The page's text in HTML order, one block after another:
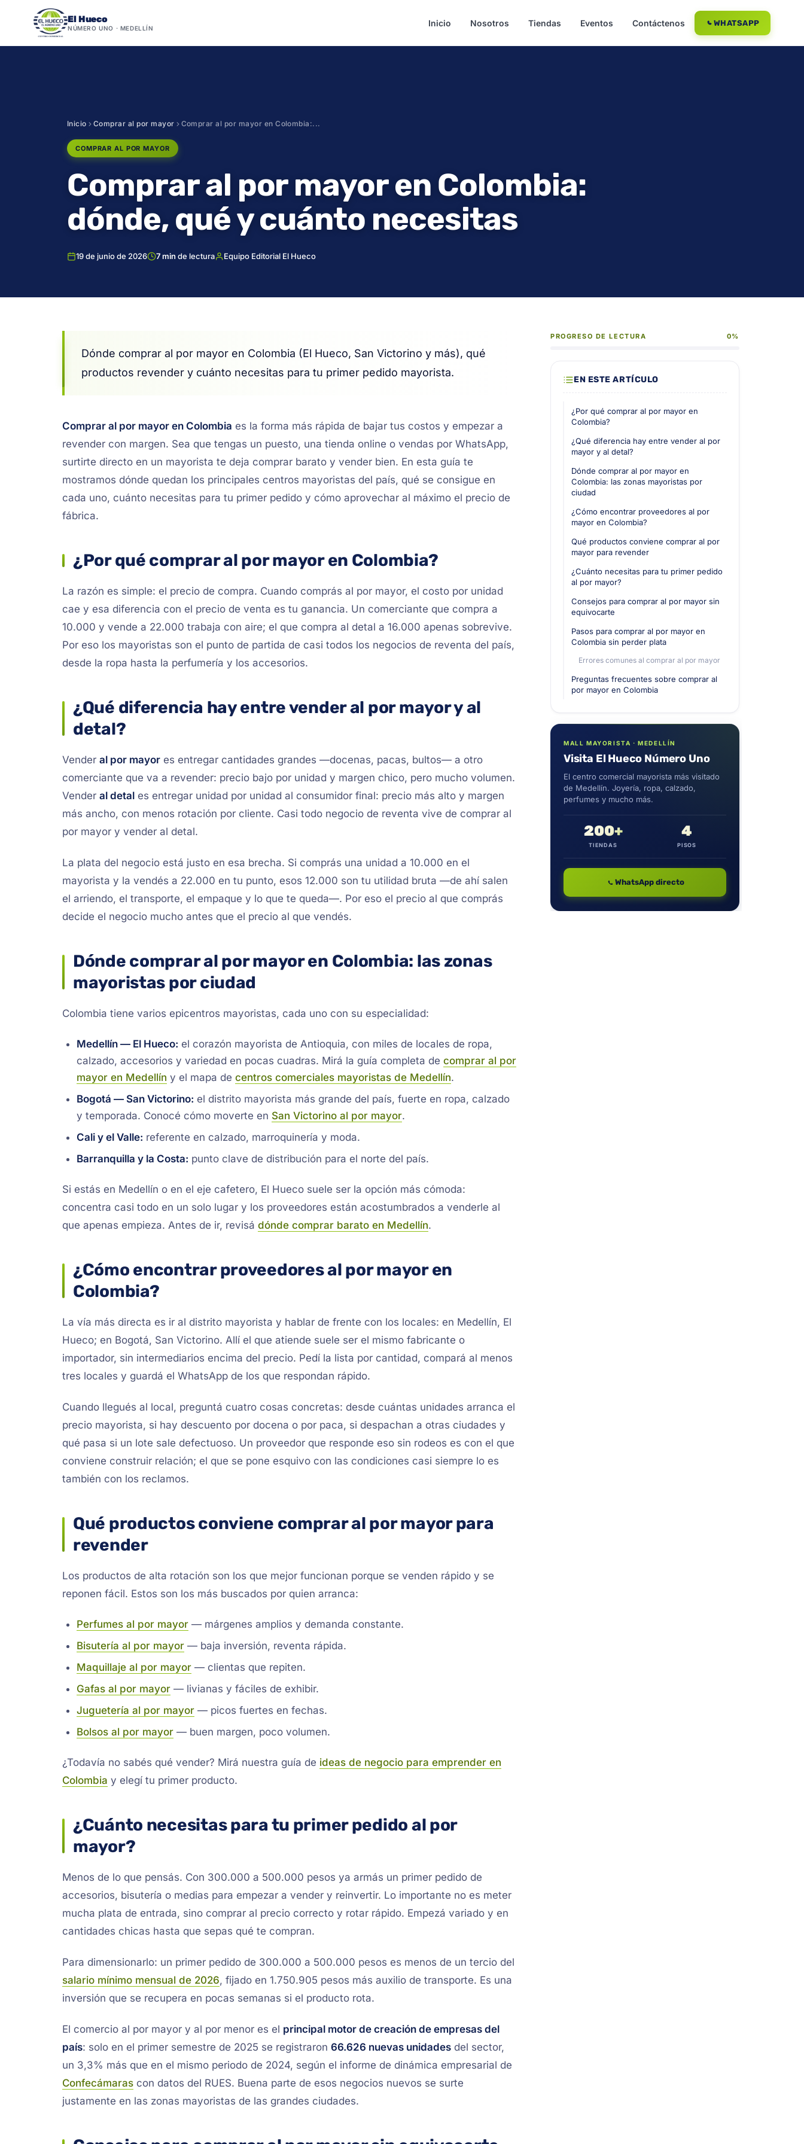
El Hueco
NÚMERO UNO · MEDELLÍN Inicio Nosotros Tiendas Eventos Contáctenos WHATSAPP
Inicio Comprar al por mayor Comprar al por mayor en Colombia:...
COMPRAR AL POR MAYOR
Comprar al por mayor en Colombia:
dónde, qué y cuánto necesitas
19 de junio de 2026 7 min de lectura Equipo Editorial El Hueco
Dónde comprar al por mayor en Colombia (El Hueco, San Victorino y más), qué
productos revender y cuánto necesitas para tu primer pedido mayorista.
Comprar al por mayor en Colombia es la forma más rápida de bajar tus costos y empezar a
revender con margen. Sea que tengas un puesto, una tienda online o vendas por WhatsApp,
surtirte directo en un mayorista te deja comprar barato y vender bien. En esta guía te
mostramos dónde quedan los principales centros mayoristas del país, qué se consigue en
cada uno, cuánto necesitas para tu primer pedido y cómo aprovechar al máximo el precio de
fábrica.
¿Por qué comprar al por mayor en Colombia?
La razón es simple: el precio de compra. Cuando comprás al por mayor, el costo por unidad
cae y esa diferencia con el precio de venta es tu ganancia. Un comerciante que compra a
10.000 y vende a 22.000 trabaja con aire; el que compra al detal a 16.000 apenas sobrevive.
Por eso los mayoristas son el punto de partida de casi todos los negocios de reventa del país,
desde la ropa hasta la perfumería y los accesorios.
¿Qué diferencia hay entre vender al por mayor y al
detal?
Vender al por mayor es entregar cantidades grandes —docenas, pacas, bultos— a otro
comerciante que va a revender: precio bajo por unidad y margen chico, pero mucho volumen.
Vender al detal es entregar unidad por unidad al consumidor final: precio más alto y margen
más ancho, con menos rotación por cliente. Casi todo negocio de reventa vive de comprar al
por mayor y vender al detal.
La plata del negocio está justo en esa brecha. Si comprás una unidad a 10.000 en el
mayorista y la vendés a 22.000 en tu punto, esos 12.000 son tu utilidad bruta —de ahí salen
el arriendo, el transporte, el empaque y lo que te queda—. Por eso el precio al que comprás
decide el negocio mucho antes que el precio al que vendés.
Dónde comprar al por mayor en Colombia: las zonas
mayoristas por ciudad
Colombia tiene varios epicentros mayoristas, cada uno con su especialidad:
Medellín — El Hueco: el corazón mayorista de Antioquia, con miles de locales de ropa,
calzado, accesorios y variedad en pocas cuadras. Mirá la guía completa de comprar al por
mayor en Medellín y el mapa de centros comerciales mayoristas de Medellín.
Bogotá — San Victorino: el distrito mayorista más grande del país, fuerte en ropa, calzado
y temporada. Conocé cómo moverte en San Victorino al por mayor.
Cali y el Valle: referente en calzado, marroquinería y moda.
Barranquilla y la Costa: punto clave de distribución para el norte del país.
Si estás en Medellín o en el eje cafetero, El Hueco suele ser la opción más cómoda:
concentra casi todo en un solo lugar y los proveedores están acostumbrados a venderle al
que apenas empieza. Antes de ir, revisá dónde comprar barato en Medellín.
¿Cómo encontrar proveedores al por mayor en
Colombia?
La vía más directa es ir al distrito mayorista y hablar de frente con los locales: en Medellín, El
Hueco; en Bogotá, San Victorino. Allí el que atiende suele ser el mismo fabricante o
importador, sin intermediarios encima del precio. Pedí la lista por cantidad, compará al menos
tres locales y guardá el WhatsApp de los que respondan rápido.
Cuando llegués al local, preguntá cuatro cosas concretas: desde cuántas unidades arranca el
precio mayorista, si hay descuento por docena o por paca, si despachan a otras ciudades y
qué pasa si un lote sale defectuoso. Un proveedor que responde eso sin rodeos es con el que
conviene construir relación; el que se pone esquivo con las condiciones casi siempre lo es
también con los reclamos.
Qué productos conviene comprar al por mayor para
revender
Los productos de alta rotación son los que mejor funcionan porque se venden rápido y se
reponen fácil. Estos son los más buscados por quien arranca:
Perfumes al por mayor — márgenes amplios y demanda constante.
Bisutería al por mayor — baja inversión, reventa rápida.
Maquillaje al por mayor — clientas que repiten.
Gafas al por mayor — livianas y fáciles de exhibir.
Juguetería al por mayor — picos fuertes en fechas.
Bolsos al por mayor — buen margen, poco volumen.
¿Todavía no sabés qué vender? Mirá nuestra guía de ideas de negocio para emprender en
Colombia y elegí tu primer producto.
¿Cuánto necesitas para tu primer pedido al por
mayor?
Menos de lo que pensás. Con 300.000 a 500.000 pesos ya armás un primer pedido de
accesorios, bisutería o medias para empezar a vender y reinvertir. Lo importante no es meter
mucha plata de entrada, sino comprar al precio correcto y rotar rápido. Empezá variado y en
cantidades chicas hasta que sepas qué te compran.
Para dimensionarlo: un primer pedido de 300.000 a 500.000 pesos es menos de un tercio del
salario mínimo mensual de 2026, fijado en 1.750.905 pesos más auxilio de transporte. Es una
inversión que se recupera en pocas semanas si el producto rota.
El comercio al por mayor y al por menor es el principal motor de creación de empresas del
país: solo en el primer semestre de 2025 se registraron 66.626 nuevas unidades del sector,
un 3,3% más que en el mismo periodo de 2024, según el informe de dinámica empresarial de
Confecámaras con datos del RUES. Buena parte de esos negocios nuevos se surte
justamente en las zonas mayoristas de las grandes ciudades.
PROGRESO DE LECTURA 0%
EN ESTE ARTÍCULO
¿Por qué comprar al por mayor en
Colombia?
¿Qué diferencia hay entre vender al por
mayor y al detal?
Dónde comprar al por mayor en
Colombia: las zonas mayoristas por
ciudad
¿Cómo encontrar proveedores al por
mayor en Colombia?
Qué productos conviene comprar al por
mayor para revender
¿Cuánto necesitas para tu primer pedido
al por mayor?
Consejos para comprar al por mayor sin
equivocarte
Pasos para comprar al por mayor en
Colombia sin perder plata
Errores comunes al comprar al por mayor
Preguntas frecuentes sobre comprar al
por mayor en Colombia
MALL MAYORISTA · MEDELLÍN
Visita El Hueco Número Uno
El centro comercial mayorista más visitado
de Medellín. Joyería, ropa, calzado,
perfumes y mucho más.
200+
TIENDAS
4
PISOS
WhatsApp directo